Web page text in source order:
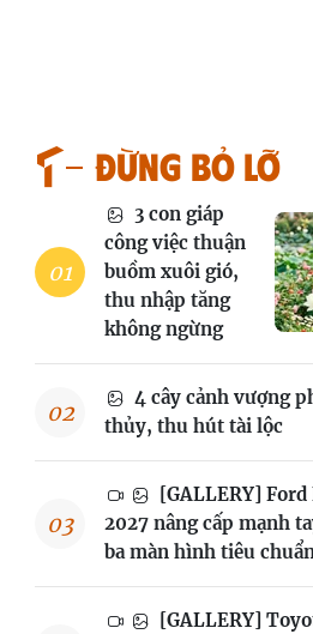
Đừng bỏ lỡ
3 con giáp
công việc thuận
buồm xuôi gió,
thu nhập tăng
không ngừng
4 cây cảnh vượng
thủy, thu hút tài lộc
[GALLERY]
2027 nâng cấp mạnh
ba màn hình tiêu
[GALLERY]